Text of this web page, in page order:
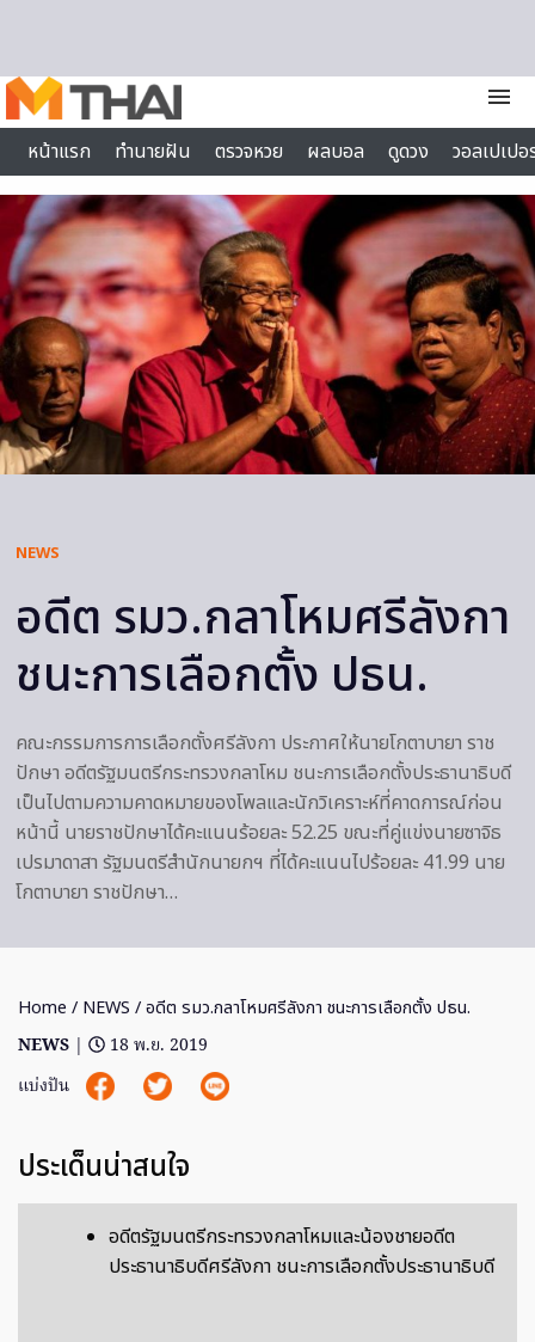
menu
หน้าแรก
ทำนายฝัน ตรวจหวย ผลบอล ดูดวง
วอลเปเป
ไลฟ์สไตล์
NEWS
อดีต รมว.กลาโหมศรีลังกา
ชนะการเลือกตั้ง ปธน.
คณะกรรมการการเลือกตั้งศรีลังกา ประกาศให้นายโกตาบายา ราช
ปักษา อดีตรัฐมนตรีกระทรวงกลาโหม ชนะการเลือกตั้งประธานาธิบดี
เป็นไปตามความคาดหมายของโพลและนักวิเคราะห์ที่คาดการณ์ก่อน
หน้านี้ นายราชปักษาได้คะแนนร้อยละ 52.25 ขณะที่คู่แข่งนายซาจิธ
เปรมาดาสา รัฐมนตรีสำนักนายกฯ ที่ได้คะแนนไปร้อยละ 41.99 นาย
โกตาบายา ราชปักษา…
Home / NEWS / อดีต รมว.กลาโหมศรีลังกา ชนะการเลือกตั้ง ปธน.
NEWS |
18 พ.ย. 2019
แบ่งปัน
ประเด็นน่าสนใจ
อดีตรัฐมนตรีกระทรวงกลาโหมและน้องชายอดีต
ประธานาธิบดีศรีลังกา ชนะการเลือกตั้งประธานาธิบดี